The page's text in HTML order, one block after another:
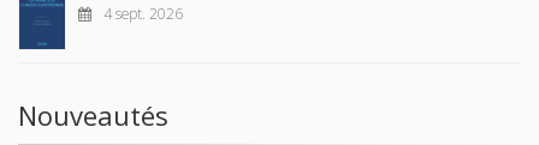
4 sept. 2026
Nouveautés